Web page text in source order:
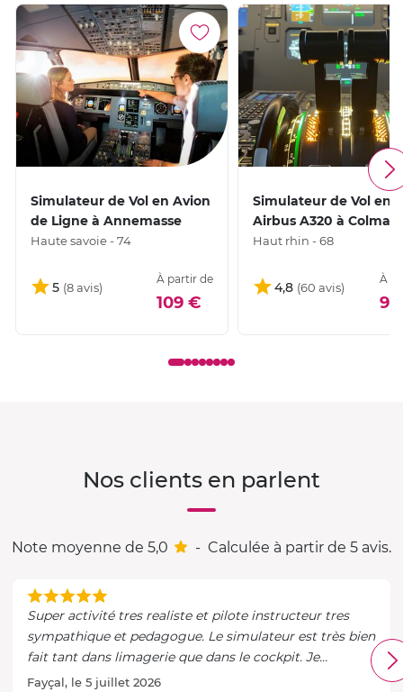
Simulateur de Vol en Avion
de Ligne à Annemasse
Haute savoie - 74
5
À partir de
109 €
Simulateur de Vol en
Airbus A320 à Colmar
Haut rhin - 68
4,8
À
Nos clients en parlent
Note moyenne de 5,0 - Calculée à partir de 5 avis.
Super activité tres realiste et pilote instructeur tres
sympathique et pedagogue. Le simulateur est très bien
fait tant dans limagerie que dans le cockpit. Je
recommande vivement cetait top
Fayçal, le 5 juillet 2026